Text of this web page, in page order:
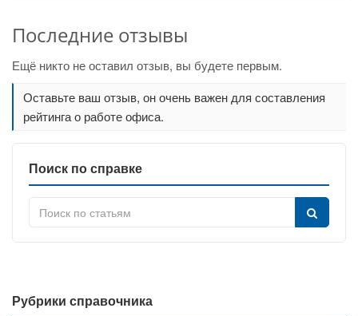
Последние отзывы
Ещё никто не оставил отзыв, вы будете первым.
Оставьте ваш отзыв, он очень важен для составления
рейтинга о работе офиса.
Поиск по справке
Рубрики справочника